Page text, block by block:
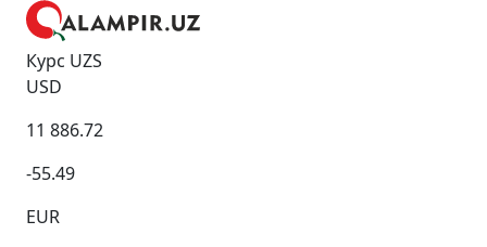
Курс UZS
USD
11 886.72
-55.49
EUR